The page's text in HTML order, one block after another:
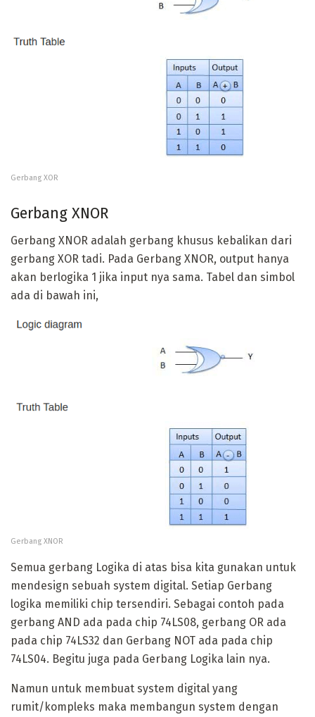
Gerbang XOR
Gerbang XNOR
Gerbang XNOR adalah gerbang khusus kebalikan dari
gerbang XOR tadi. Pada Gerbang XNOR, output hanya
akan berlogika 1 jika input nya sama. Tabel dan simbol
ada di bawah ini,
Gerbang XNOR
Semua gerbang Logika di atas bisa kita gunakan untuk
mendesign sebuah system digital. Setiap Gerbang
logika memiliki chip tersendiri. Sebagai contoh pada
gerbang AND ada pada chip 74LS08, gerbang OR ada
pada chip 74LS32 dan Gerbang NOT ada pada chip
74LS04. Begitu juga pada Gerbang Logika lain nya.
Namun untuk membuat system digital yang
rumit/kompleks maka membangun system dengan